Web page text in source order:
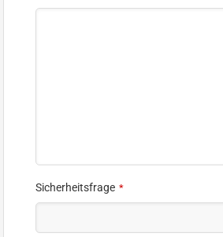
Website
URL *
Sicherheitsfrage *